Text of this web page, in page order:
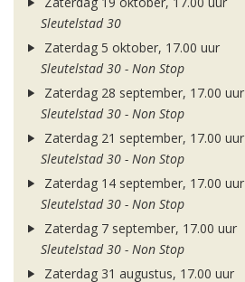
Sleutelstad 30
Zaterdag 5 oktober, 17.00 uur
Sleutelstad 30 - Non Stop
Zaterdag 28 september, 17.00 uur
Sleutelstad 30 - Non Stop
Zaterdag 21 september, 17.00 uur
Sleutelstad 30 - Non Stop
Zaterdag 14 september, 17.00 uur
Sleutelstad 30 - Non Stop
Zaterdag 7 september, 17.00 uur
Sleutelstad 30 - Non Stop
Zaterdag 31 augustus, 17.00 uur